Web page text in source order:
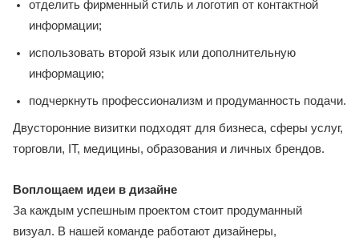
отделить фирменный стиль и логотип от контактной
информации;
использовать второй язык или дополнительную
информацию;
подчеркнуть профессионализм и продуманность подачи.
Двусторонние визитки подходят для бизнеса, сферы услуг,
торговли, IT, медицины, образования и личных брендов.
Воплощаем идеи в дизайне
За каждым успешным проектом стоит продуманный
визуал. В нашей команде работают дизайнеры,